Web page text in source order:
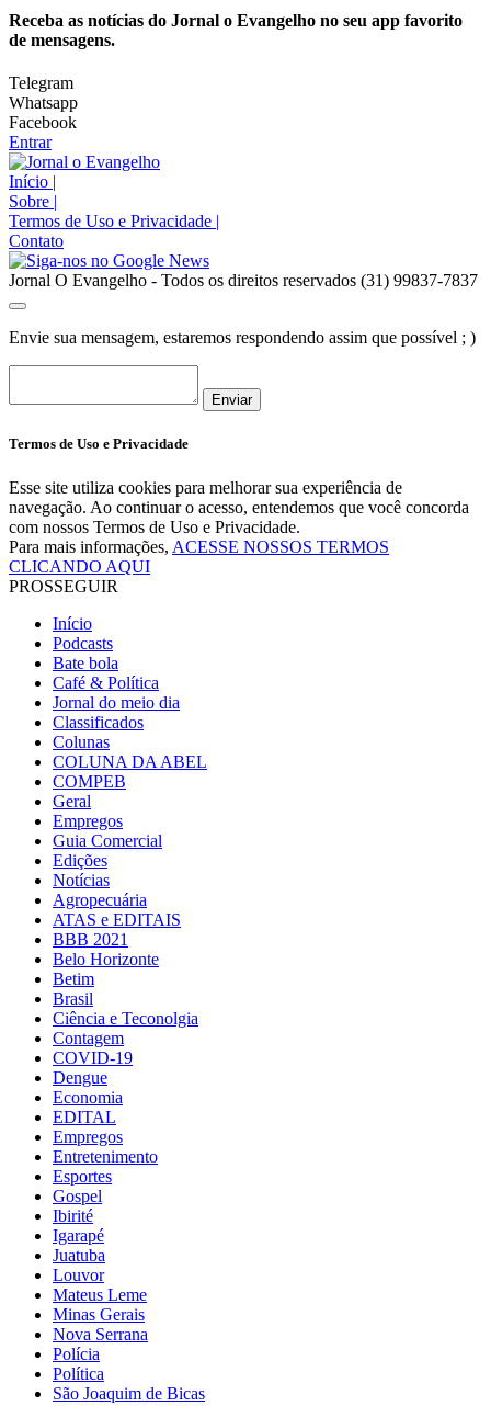
Receba as notícias do Jornal o Evangelho no seu app favorito
de mensagens.
Telegram
Whatsapp
Facebook
Entrar
Início |
Sobre |
Termos de Uso e Privacidade |
Contato
Jornal O Evangelho - Todos os direitos reservados (31) 99837-7837
Envie sua mensagem, estaremos respondendo assim que possível ; )
Enviar
Termos de Uso e Privacidade
Esse site utiliza cookies para melhorar sua experiência de
navegação. Ao continuar o acesso, entendemos que você concorda
com nossos Termos de Uso e Privacidade.
Para mais informações, ACESSE NOSSOS TERMOS
CLICANDO AQUI
PROSSEGUIR
Início
Podcasts
Bate bola
Café & Política
Jornal do meio dia
Classificados
Colunas
COLUNA DA ABEL
COMPEB
Geral
Empregos
Guia Comercial
Edições
Notícias
Agropecuária
ATAS e EDITAIS
BBB 2021
Belo Horizonte
Betim
Brasil
Ciência e Teconolgia
Contagem
COVID-19
Dengue
Economia
EDITAL
Empregos
Entretenimento
Esportes
Gospel
Ibirité
Igarapé
Juatuba
Louvor
Mateus Leme
Minas Gerais
Nova Serrana
Polícia
Política
São Joaquim de Bicas